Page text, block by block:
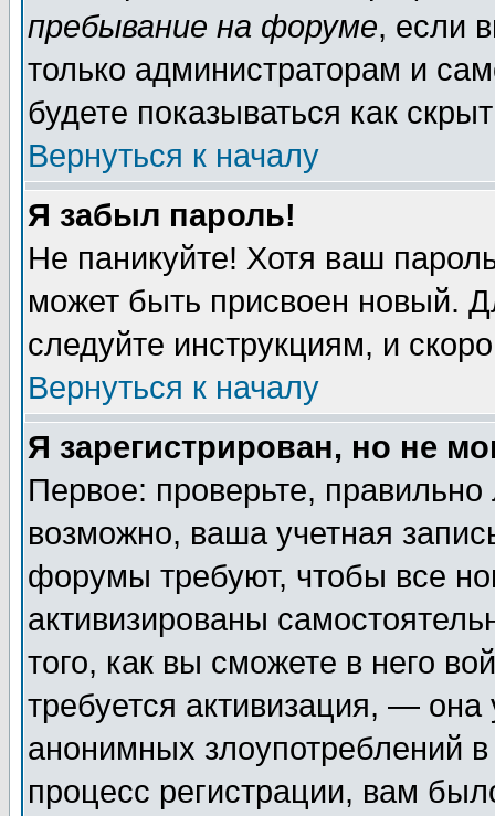
пребывание на форуме, если
только администраторам и
будете показываться как
Вернуться к началу
Я забыл пароль!
Не паникуйте! Хотя ваш
может быть присвоен новый.
следуйте инструкциям, и
Вернуться к началу
Я зарегистрирован, но не
Первое: проверьте,
возможно, ваша учетная
форумы требуют, чтобы все
активизированы
того, как вы сможете в него
требуется активизация, —
анонимных злоупотреблений
процесс регистрации, вам